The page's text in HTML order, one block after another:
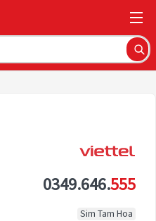
0349.646.555
Sim Tam Hoa